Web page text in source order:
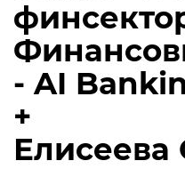
- AI
+
Елисеева